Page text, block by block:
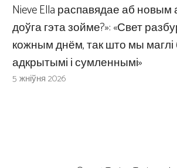
Nieve Ella распавядае аб
доўга гэта зойме?»: «Свет
кожным днём, так што мы
адкрытымі і сумленнымі»
5 жніўня 2026